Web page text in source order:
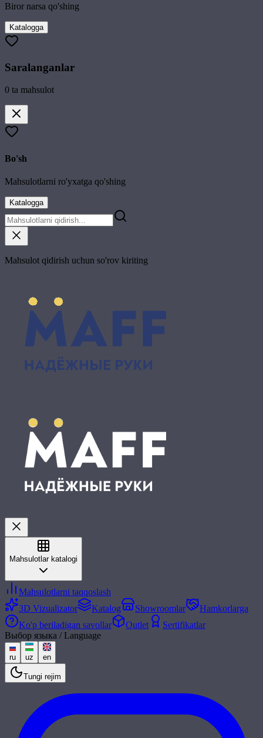
Biror narsa qo'shing
Katalogga
Saralanganlar
0 ta mahsulot
Bo'sh
Mahsulotlarni ro'yxatga qo'shing
Katalogga
Mahsulot qidirish uchun so'rov kiriting
Mahsulotlar katalogi
Mahsulotlarni taqqoslash
3D Vizualizator
Katalog Showroomlar
Hamkorlarga
Ko'p beriladigan savollar
Outlet
Sertifikatlar
Выбор языка / Language
ru uz en
Tungi rejim